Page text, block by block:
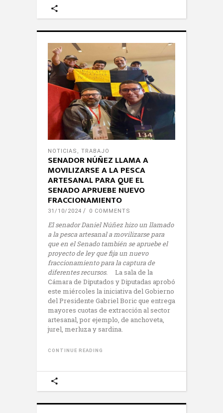
NOTICIAS , TRABAJO
SENADOR NÚÑEZ LLAMA A
MOVILIZARSE A LA PESCA
ARTESANAL PARA QUE EL
SENADO APRUEBE NUEVO
FRACCIONAMIENTO
31/10/2024 0 COMMENTS
El senador Daniel Núñez hizo un llamado
a la pesca artesanal a movilizarse para
que en el Senado también se apruebe el
proyecto de ley que fija un nuevo
fraccionamiento para la captura de
diferentes recursos. La sala de la
Cámara de Diputados y Diputadas aprobó
este miércoles la iniciativa del Gobierno
del Presidente Gabriel Boric que entrega
mayores cuotas de extracción al sector
artesanal, por ejemplo, de anchoveta,
jurel, merluza y sardina.
CONTINUE READING